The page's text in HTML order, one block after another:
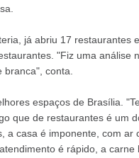
já abriu 17 restaurantes
"Fiz uma análise
conta.
espaços de Brasília.
que de restaurantes é um
a casa é imponente, com ar
é rápido, a